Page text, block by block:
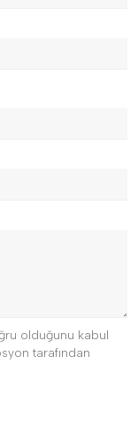
olduğunu kabul
tarafından